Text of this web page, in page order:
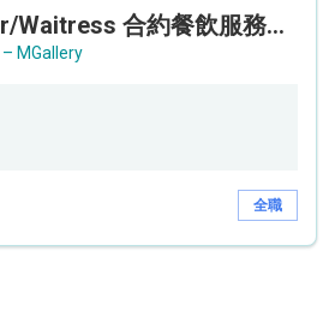
Contract Waiter/Waitress 合約餐飲服務員 (Accor Hotel)
MGallery
全職